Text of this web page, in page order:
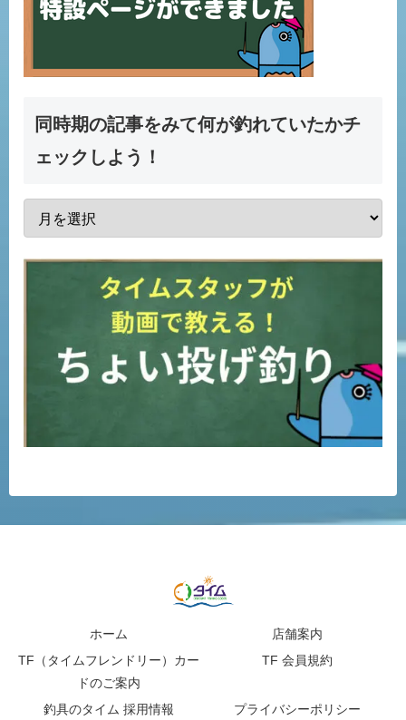
同時期の記事をみて何が釣れていたかチ
ェックしよう！
ホーム
店舗案内
TF（タイムフレンドリー）カー
ドのご案内
TF 会員規約
釣具のタイム 採用情報 プライバシーポリシー